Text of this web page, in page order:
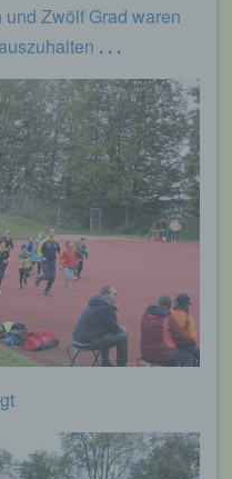
Zwölf Grad waren
. . .